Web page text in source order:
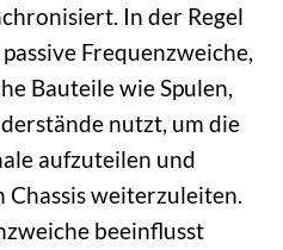
In der Regel
Frequenzweiche,
Bauteile wie Spulen,
nutzt, um die
aufzuteilen und
Chassis weiterzuleiten.
beeinflusst